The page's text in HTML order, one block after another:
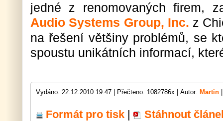
jedné z renomovaných firem,
Audio Systems Group, Inc. z
na řešení většiny problémů, se
spoustu unikátních informací,
Vydáno: 22.12.2010 19:47 | Přečteno: 1082786x | Autor: Martin
Formát pro tisk | Stáhnout